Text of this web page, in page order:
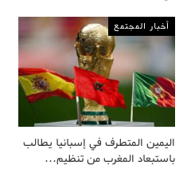
أخبار المجتمع
اليمين المتطرف في إسبانيا يطالب
باستبعاد المغرب من تنظيم…